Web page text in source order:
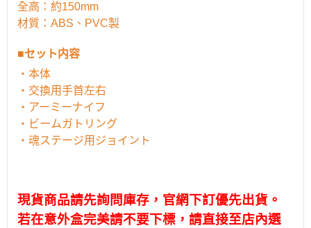
全高：約150mm
材質：ABS、PVC製
■セット内容
・本体
・交換用手首左右
・アーミーナイフ
・ビームガトリング
・魂ステージ用ジョイント
現貨商品請先詢問庫存，官網下訂優先出貨。
若在意外盒完美請不要下標，請直接至店內選